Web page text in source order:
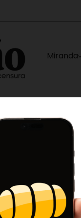
Miranda